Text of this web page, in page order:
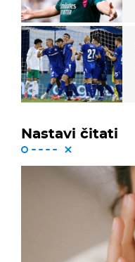
Nastavi čitati